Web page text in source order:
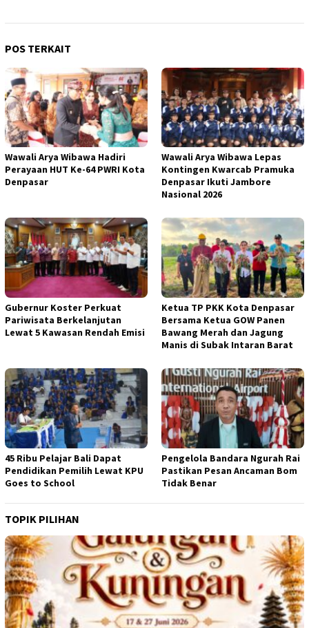
POS TERKAIT
Wawali Arya Wibawa Hadiri
Perayaan HUT Ke-64 PWRI Kota
Denpasar
Wawali Arya Wibawa Lepas
Kontingen Kwarcab Pramuka
Denpasar Ikuti Jambore
Nasional 2026
Gubernur Koster Perkuat
Pariwisata Berkelanjutan
Lewat 5 Kawasan Rendah Emisi
Ketua TP PKK Kota Denpasar
Bersama Ketua GOW Panen
Bawang Merah dan Jagung
Manis di Subak Intaran Barat
45 Ribu Pelajar Bali Dapat
Pendidikan Pemilih Lewat KPU
Goes to School
Pengelola Bandara Ngurah Rai
Pastikan Pesan Ancaman Bom
Tidak Benar
TOPIK PILIHAN